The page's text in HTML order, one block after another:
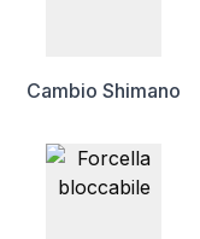
Cambio Shimano